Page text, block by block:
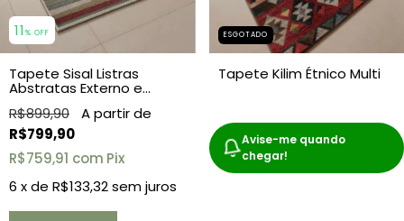
11 % OFF
Tapete Sisal Listras
Abstratas Externo e
R$899,90
R$799,90
R$759,91 com Pix
6 x de R$133,32sem juros
ESGOTADO
Tapete Kilim Étnico Multi
Avise-me quando
chegar!